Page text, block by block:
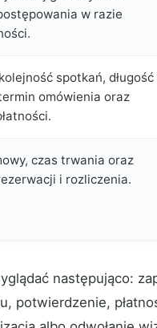
w razie
spotkań, długość
omówienia oraz
czas trwania oraz
i rozliczenia.
następująco:
potwierdzenie,